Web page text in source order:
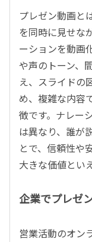
プレゼン動画と
を同時に見せな
ーションを動画
や声のトーン、
え、スライドの
め、複雑な内容
徴です。ナレー
は異なり、誰が
とで、信頼性や
大きな価値とい
企業でプレゼ
営業活動のオン